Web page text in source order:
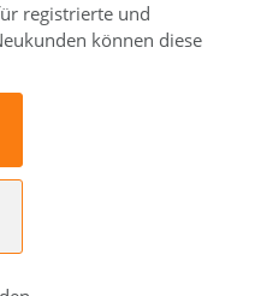
registrierte und
können diese